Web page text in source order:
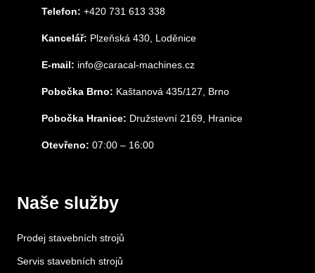
Telefon: +420 731 613 338
Kancelář: Plzeňská 430, Loděnice
E-mail: info@caracal-machines.cz
Pobočka Brno: Kaštanová 435/127, Brno
Pobočka Hranice: Družstevní 2169, Hranice
Otevřeno: 07:00 – 16:00
Naše služby
Prodej stavebních strojů
Servis stavebních strojů